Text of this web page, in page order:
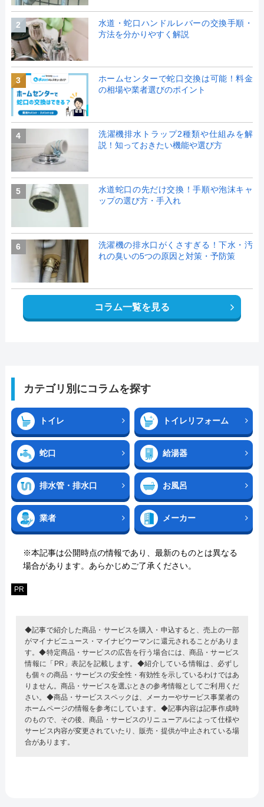
2
水道・蛇口ハンドルレバーの交換手順・
方法を分かりやすく解説
3
ホームセンターで蛇口交換は可能！料金
の相場や業者選びのポイント
4
洗濯機排水トラップ2種類や仕組みを解
説！知っておきたい機能や選び方
5
水道蛇口の先だけ交換！手順や泡沫キャ
ップの選び方・手入れ
6
洗濯機の排水口がくさすぎる！下水・汚
れの臭いの5つの原因と対策・予防策
コラム一覧を見る
カテゴリ別にコラムを探す
トイレ トイレリフォーム
蛇口 給湯器
排水管・排水口 お風呂
業者 メーカー
※本記事は公開時点の情報であり、最新のものとは異なる
場合があります。あらかじめご了承ください。
PR
◆記事で紹介した商品・サービスを購入・申込すると、売上の一部
がマイナビニュース・マイナビウーマンに還元されることがありま
す。◆特定商品・サービスの広告を行う場合には、商品・サービス
情報に「PR」表記を記載します。◆紹介している情報は、必ずし
も個々の商品・サービスの安全性・有効性を示しているわけではあ
りません。商品・サービスを選ぶときの参考情報としてご利用くだ
さい。◆商品・サービススペックは、メーカーやサービス事業者の
ホームページの情報を参考にしています。◆記事内容は記事作成時
のもので、その後、商品・サービスのリニューアルによって仕様や
サービス内容が変更されていたり、販売・提供が中止されている場
合があります。